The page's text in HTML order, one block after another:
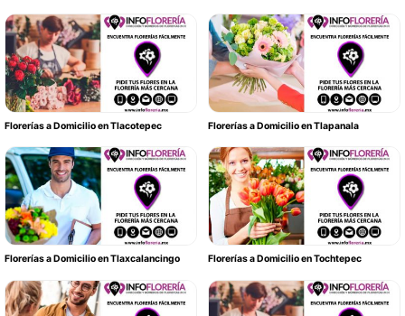
Florerías a Domicilio en Tlacotepec Florerías a Domicilio en Tlapanala
Florerías a Domicilio en Tlaxcalancingo Florerías a Domicilio en Tochtepec